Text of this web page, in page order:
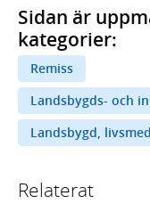
Sidan är
kategorier:
Remiss
Landsbygds- och
Landsbygd,
Relaterat